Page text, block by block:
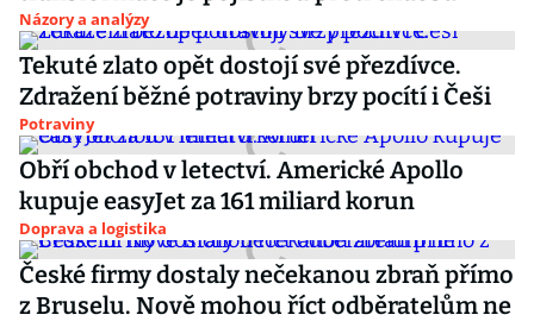
Názory a analýzy
Tekuté zlato opět dostojí své přezdívce.
Zdražení běžné potraviny brzy pocítí i Češi
Potraviny
Obří obchod v letectví. Americké Apollo
kupuje easyJet za 161 miliard korun
Doprava a logistika
České firmy dostaly nečekanou zbraň přímo
z Bruselu. Nově mohou říct odběratelům ne